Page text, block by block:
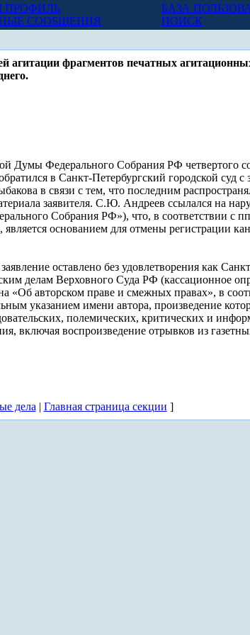
ПРОФИЛЬ
СООБЩЕНИЯ
БАЗА
ПОИСК
агитации фрагментов печатных
Думы Федерального Собрания РФ четвертого
в Санкт-Петербургский городской суд с
в связи с тем, что последним
заявителя. С.Ю. Андреев ссылался на
Собрания РФ»), что, в соответствии с
основанием для отмены регистрации
оставлено без удовлетворения как
делам Верховного Суда РФ (кассационное
«Об авторском праве и смежных правах», в
указанием имени автора, произведение
полемических, критических и
включая воспроизведение отрывков из
дела | Главная страница секции ]